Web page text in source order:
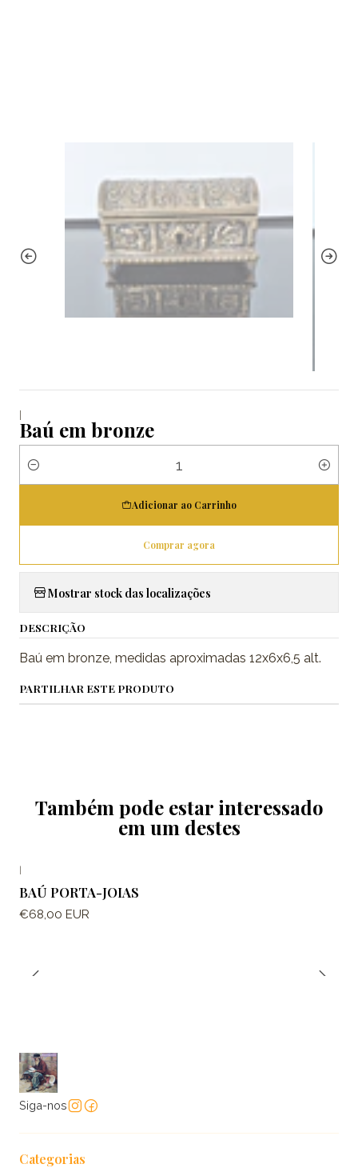
|
Baú em bronze
Quantidade
Adicionar ao Carrinho
Comprar agora
Mostrar stock das localizações
DESCRIÇÃO
Baú em bronze, medidas aproximadas 12x6x6,5 alt.
PARTILHAR ESTE PRODUTO
Também pode estar interessado
em um destes
BAÚ PORTA-JOIAS
€68,00 EUR
Siga-nos
Categorias